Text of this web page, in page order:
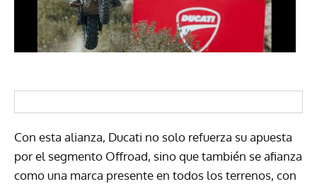
Con esta alianza, Ducati no solo refuerza su apuesta
por el segmento Offroad, sino que también se afianza
como una marca presente en todos los terrenos, con